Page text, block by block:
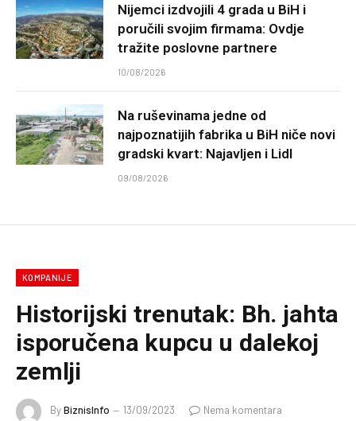
Nijemci izdvojili 4 grada u BiH i
poručili svojim firmama: Ovdje
tražite poslovne partnere
10/08/2026
Na ruševinama jedne od
najpoznatijih fabrika u BiH niče novi
gradski kvart: Najavljen i Lidl
09/08/2026
KOMPANIJE
Historijski trenutak: Bh. jahta
isporučena kupcu u dalekoj
zemlji
ByBiznisInfo 13/09/2023
Nema komentara